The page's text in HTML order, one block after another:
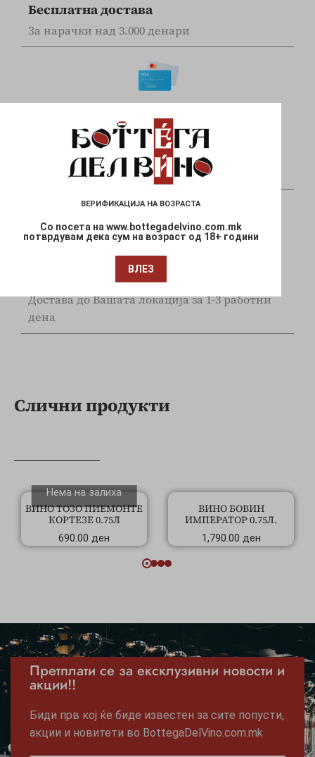
Бесплатна достава
За нарачки над 3.000 денари
Online наплата
Плаќајте сигурно и безбедно со вашите Visa
и Mastercard
Брза испорака
Достава до Вашата локација за 1-3 работни
дена
Слични продукти
Нема на залиха
ВИНО ТОЗО ПИЕМОНТЕ
КОРТЕЗЕ 0.75Л
690.00 ден
ВИНО БОВИН
ИМПЕРАТОР 0.75Л.
1,790.00 ден
Претплати се за ексклузивни новости и
акции!!
Биди прв кој ќе биде известен за сите попусти,
акции и новитети во BottegaDelVino.com.mk
ВЕРИФИКАЦИЈА НА ВОЗРАСТА
Со посета на www.bottegadelvino.com.mk
потврдувам дека сум на возраст од 18+ години
ВЛЕЗ